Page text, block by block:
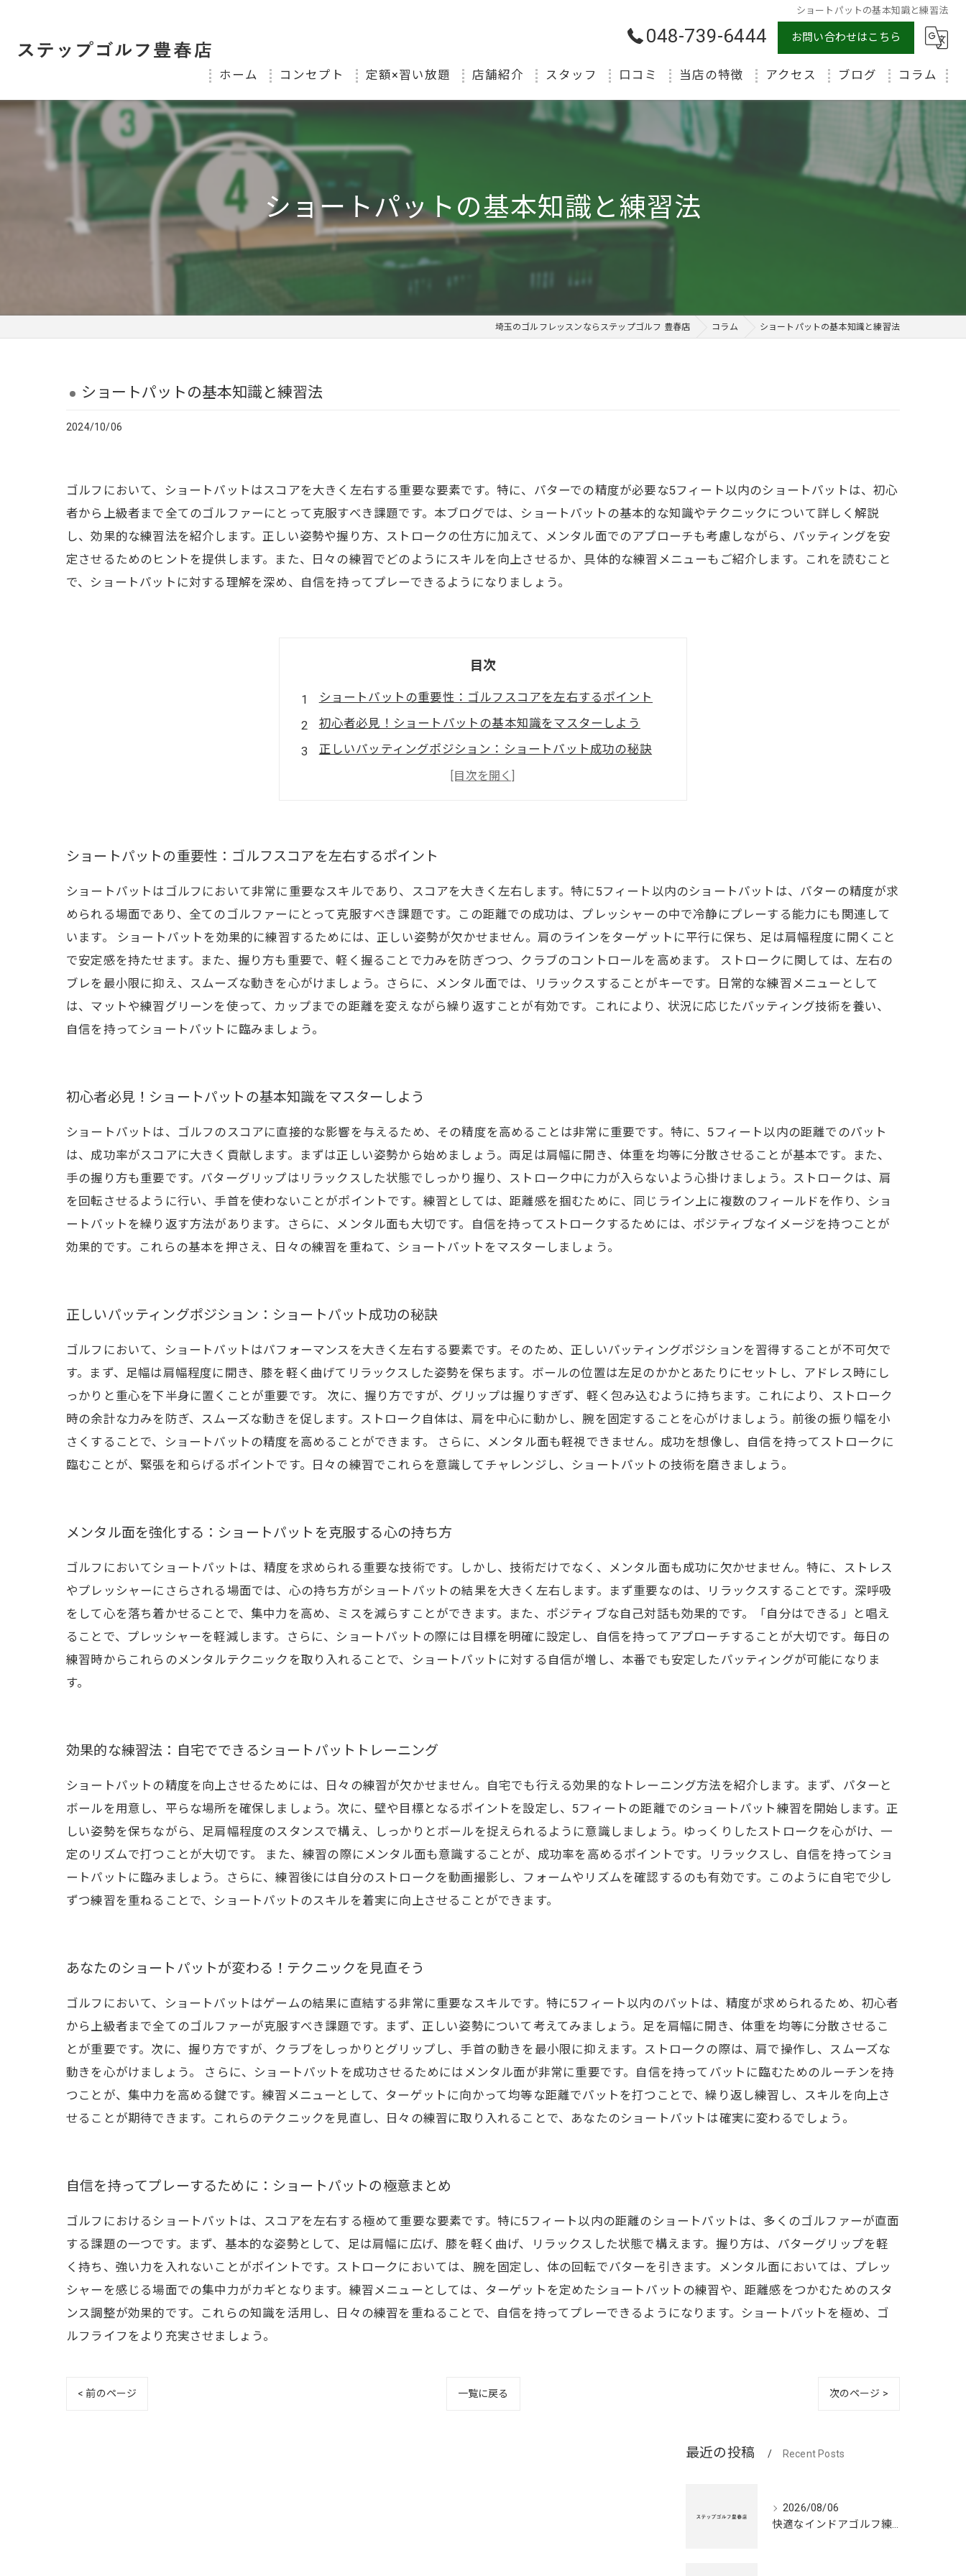
ショートパットの基本知識と練習法
048-739-6444 お問い合わせはこちら
ホーム コンセプト 定額×習い放題 店舗紹介 スタッフ 口コミ 当店の特徴
体験
マンツーマン
アクセス ブログ コラム
ショートパットの基本知識と練習法
埼玉のゴルフレッスンならステップゴルフ 豊春店 コラム ショートパットの基本知識と練習法
ショートパットの基本知識と練習法
2024/10/06
ゴルフにおいて、ショートパットはスコアを大きく左右する重要な要素です。特に、パターでの精度が必要な5フィート以内のショートパットは、初心
者から上級者まで全てのゴルファーにとって克服すべき課題です。本ブログでは、ショートパットの基本的な知識やテクニックについて詳しく解説
し、効果的な練習法を紹介します。正しい姿勢や握り方、ストロークの仕方に加えて、メンタル面でのアプローチも考慮しながら、パッティングを安
定させるためのヒントを提供します。また、日々の練習でどのようにスキルを向上させるか、具体的な練習メニューもご紹介します。これを読むこと
で、ショートパットに対する理解を深め、自信を持ってプレーできるようになりましょう。
目次
ショートパットの重要性：ゴルフスコアを左右するポイント
初心者必見！ショートパットの基本知識をマスターしよう
正しいパッティングポジション：ショートパット成功の秘訣
メンタル面を強化する：ショートパットを克服する心の持ち方
自信を持ってプレーするために：ショートパットの極意まとめ
ショートパットの重要性：ゴルフスコアを左右するポイント
ショートパットはゴルフにおいて非常に重要なスキルであり、スコアを大きく左右します。特に5フィート以内のショートパットは、パターの精度が求
められる場面であり、全てのゴルファーにとって克服すべき課題です。この距離での成功は、プレッシャーの中で冷静にプレーする能力にも関連して
います。 ショートパットを効果的に練習するためには、正しい姿勢が欠かせません。肩のラインをターゲットに平行に保ち、足は肩幅程度に開くこと
で安定感を持たせます。また、握り方も重要で、軽く握ることで力みを防ぎつつ、クラブのコントロールを高めます。 ストロークに関しては、左右の
ブレを最小限に抑え、スムーズな動きを心がけましょう。さらに、メンタル面では、リラックスすることがキーです。日常的な練習メニューとして
は、マットや練習グリーンを使って、カップまでの距離を変えながら繰り返すことが有効です。これにより、状況に応じたパッティング技術を養い、
自信を持ってショートパットに臨みましょう。
初心者必見！ショートパットの基本知識をマスターしよう
ショートパットは、ゴルフのスコアに直接的な影響を与えるため、その精度を高めることは非常に重要です。特に、5フィート以内の距離でのパット
は、成功率がスコアに大きく貢献します。まずは正しい姿勢から始めましょう。両足は肩幅に開き、体重を均等に分散させることが基本です。また、
手の握り方も重要です。パターグリップはリラックスした状態でしっかり握り、ストローク中に力が入らないよう心掛けましょう。ストロークは、肩
を回転させるように行い、手首を使わないことがポイントです。練習としては、距離感を掴むために、同じライン上に複数のフィールドを作り、ショ
ートパットを繰り返す方法があります。さらに、メンタル面も大切です。自信を持ってストロークするためには、ポジティブなイメージを持つことが
効果的です。これらの基本を押さえ、日々の練習を重ねて、ショートパットをマスターしましょう。
正しいパッティングポジション：ショートパット成功の秘訣
ゴルフにおいて、ショートパットはパフォーマンスを大きく左右する要素です。そのため、正しいパッティングポジションを習得することが不可欠で
す。まず、足幅は肩幅程度に開き、膝を軽く曲げてリラックスした姿勢を保ちます。ボールの位置は左足のかかとあたりにセットし、アドレス時にし
っかりと重心を下半身に置くことが重要です。 次に、握り方ですが、グリップは握りすぎず、軽く包み込むように持ちます。これにより、ストローク
時の余計な力みを防ぎ、スムーズな動きを促します。ストローク自体は、肩を中心に動かし、腕を固定することを心がけましょう。前後の振り幅を小
さくすることで、ショートパットの精度を高めることができます。 さらに、メンタル面も軽視できません。成功を想像し、自信を持ってストロークに
臨むことが、緊張を和らげるポイントです。日々の練習でこれらを意識してチャレンジし、ショートパットの技術を磨きましょう。
メンタル面を強化する：ショートパットを克服する心の持ち方
ゴルフにおいてショートパットは、精度を求められる重要な技術です。しかし、技術だけでなく、メンタル面も成功に欠かせません。特に、ストレス
やプレッシャーにさらされる場面では、心の持ち方がショートパットの結果を大きく左右します。まず重要なのは、リラックスすることです。深呼吸
をして心を落ち着かせることで、集中力を高め、ミスを減らすことができます。また、ポジティブな自己対話も効果的です。「自分はできる」と唱え
ることで、プレッシャーを軽減します。さらに、ショートパットの際には目標を明確に設定し、自信を持ってアプローチすることが大切です。毎日の
練習時からこれらのメンタルテクニックを取り入れることで、ショートパットに対する自信が増し、本番でも安定したパッティングが可能になりま
す。
効果的な練習法：自宅でできるショートパットトレーニング
ショートパットの精度を向上させるためには、日々の練習が欠かせません。自宅でも行える効果的なトレーニング方法を紹介します。まず、パターと
ボールを用意し、平らな場所を確保しましょう。次に、壁や目標となるポイントを設定し、5フィートの距離でのショートパット練習を開始します。正
しい姿勢を保ちながら、足肩幅程度のスタンスで構え、しっかりとボールを捉えられるように意識しましょう。ゆっくりしたストロークを心がけ、一
定のリズムで打つことが大切です。 また、練習の際にメンタル面も意識することが、成功率を高めるポイントです。リラックスし、自信を持ってショ
ートパットに臨みましょう。さらに、練習後には自分のストロークを動画撮影し、フォームやリズムを確認するのも有効です。このように自宅で少し
ずつ練習を重ねることで、ショートパットのスキルを着実に向上させることができます。
あなたのショートパットが変わる！テクニックを見直そう
ゴルフにおいて、ショートパットはゲームの結果に直結する非常に重要なスキルです。特に5フィート以内のパットは、精度が求められるため、初心者
から上級者まで全てのゴルファーが克服すべき課題です。まず、正しい姿勢について考えてみましょう。足を肩幅に開き、体重を均等に分散させるこ
とが重要です。次に、握り方ですが、クラブをしっかりとグリップし、手首の動きを最小限に抑えます。ストロークの際は、肩で操作し、スムーズな
動きを心がけましょう。 さらに、ショートパットを成功させるためにはメンタル面が非常に重要です。自信を持ってパットに臨むためのルーチンを持
つことが、集中力を高める鍵です。練習メニューとして、ターゲットに向かって均等な距離でパットを打つことで、繰り返し練習し、スキルを向上さ
せることが期待できます。これらのテクニックを見直し、日々の練習に取り入れることで、あなたのショートパットは確実に変わるでしょう。
自信を持ってプレーするために：ショートパットの極意まとめ
ゴルフにおけるショートパットは、スコアを左右する極めて重要な要素です。特に5フィート以内の距離のショートパットは、多くのゴルファーが直面
する課題の一つです。まず、基本的な姿勢として、足は肩幅に広げ、膝を軽く曲げ、リラックスした状態で構えます。握り方は、パターグリップを軽
く持ち、強い力を入れないことがポイントです。ストロークにおいては、腕を固定し、体の回転でパターを引きます。メンタル面においては、プレッ
シャーを感じる場面での集中力がカギとなります。練習メニューとしては、ターゲットを定めたショートパットの練習や、距離感をつかむためのスタ
ンス調整が効果的です。これらの知識を活用し、日々の練習を重ねることで、自信を持ってプレーできるようになります。ショートパットを極め、ゴ
ルフライフをより充実させましょう。
< 前のページ 一覧に戻る 次のページ >
最近の投稿 Recent Posts
2026/08/06
快適なインドアゴルフ練習場の利点